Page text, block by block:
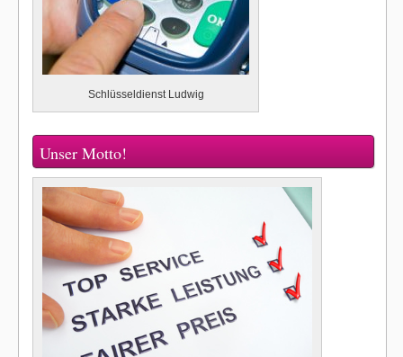
Schlüsseldienst Ludwig
Unser Motto!